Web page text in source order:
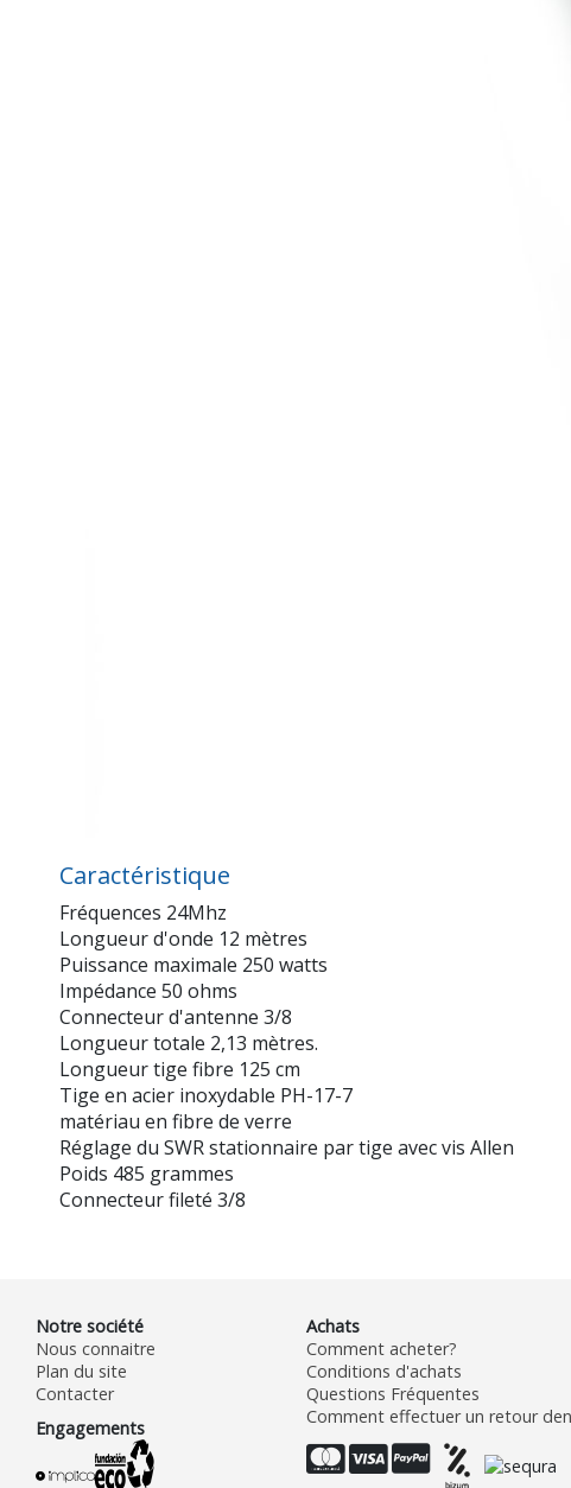
Caractéristique
Fréquences 24Mhz
Longueur d'onde 12 mètres
Puissance maximale 250 watts
Impédance 50 ohms
Connecteur d'antenne 3/8
Longueur totale 2,13 mètres.
Longueur tige fibre 125 cm
Tige en acier inoxydable PH-17-7
matériau en fibre de verre
Réglage du SWR stationnaire par tige avec vis Allen
Poids 485 grammes
Connecteur fileté 3/8
Notre société
Nous connaitre
Plan du site
Contacter
Engagements
Achats
Comment acheter?
Conditions d'achats
Questions Fréquentes
Comment effectuer un retour